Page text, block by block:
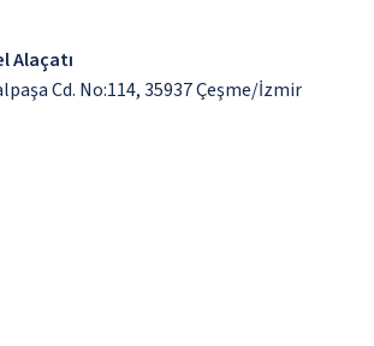
Alaçatı
Cd. No:114, 35937 Çeşme/İzmir